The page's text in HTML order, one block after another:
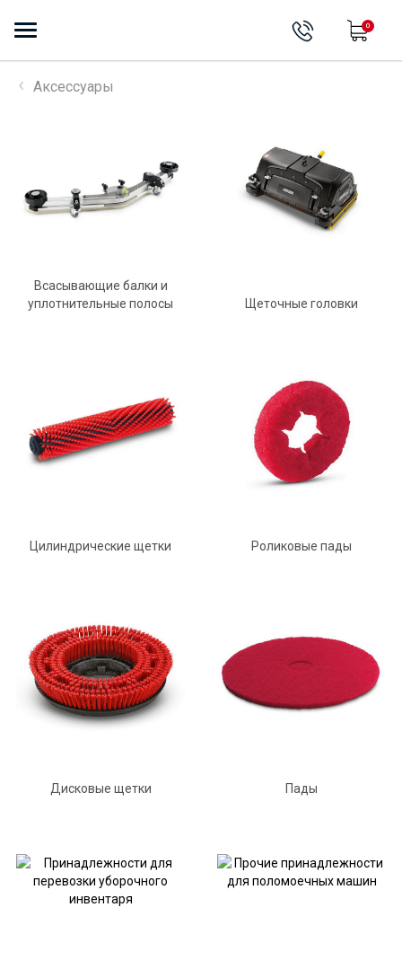
0
Аксессуары
Всасывающие балки и
уплотнительные полосы
Щеточные головки
Цилиндрические щетки Роликовые пады
Дисковые щетки Пады